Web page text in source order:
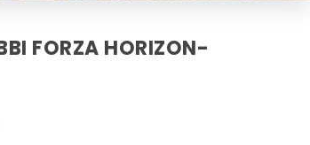
FORZA HORIZON-